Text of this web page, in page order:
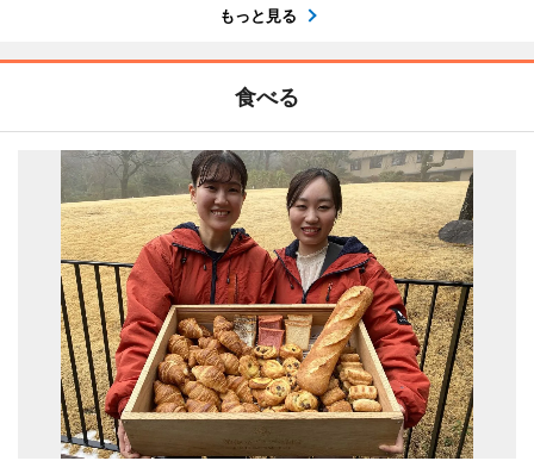
もっと見る
食べる